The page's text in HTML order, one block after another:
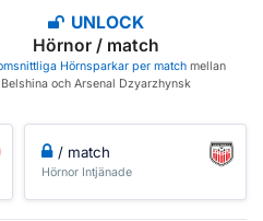
UNLOCK
Hörnor / match
Hörnsparkar per match mellan
Belshina och Arsenal Dzyarzhynsk
/ match
Hörnor Intjänade